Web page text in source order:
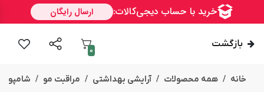
بازگشت
0
خانه همه محصولات آرایشی بهداشتی مراقبت مو شامپو